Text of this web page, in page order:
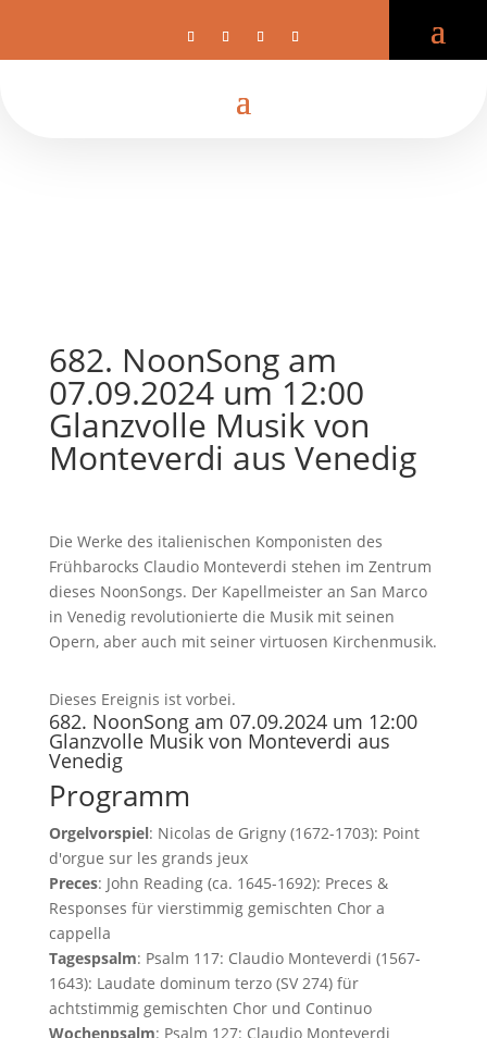
682. NoonSong am
07.09.2024 um 12:00
Glanzvolle Musik von
Monteverdi aus Venedig
Die Werke des italienischen Komponisten des
Frühbarocks Claudio Monteverdi stehen im Zentrum
dieses NoonSongs. Der Kapellmeister an San Marco
in Venedig revolutionierte die Musik mit seinen
Opern, aber auch mit seiner virtuosen Kirchenmusik.
Dieses Ereignis ist vorbei.
682. NoonSong am 07.09.2024 um 12:00
Glanzvolle Musik von Monteverdi aus
Venedig
Programm
Orgelvorspiel: Nicolas de Grigny (1672-1703): Point
d'orgue sur les grands jeux
Preces: John Reading (ca. 1645-1692): Preces &
Responses für vierstimmig gemischten Chor a
cappella
Tagespsalm: Psalm 117: Claudio Monteverdi (1567-
1643): Laudate dominum terzo (SV 274) für
achtstimmig gemischten Chor und Continuo
Wochenpsalm: Psalm 127: Claudio Monteverdi